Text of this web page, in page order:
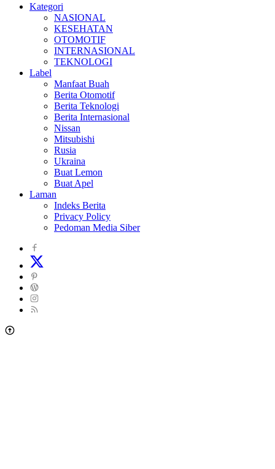
Kategori
NASIONAL
KESEHATAN
OTOMOTIF
INTERNASIONAL
TEKNOLOGI
Label
Manfaat Buah
Berita Otomotif
Berita Teknologi
Berita Internasional
Nissan
Mitsubishi
Rusia
Ukraina
Buat Lemon
Buat Apel
Laman
Indeks Berita
Privacy Policy
Pedoman Media Siber